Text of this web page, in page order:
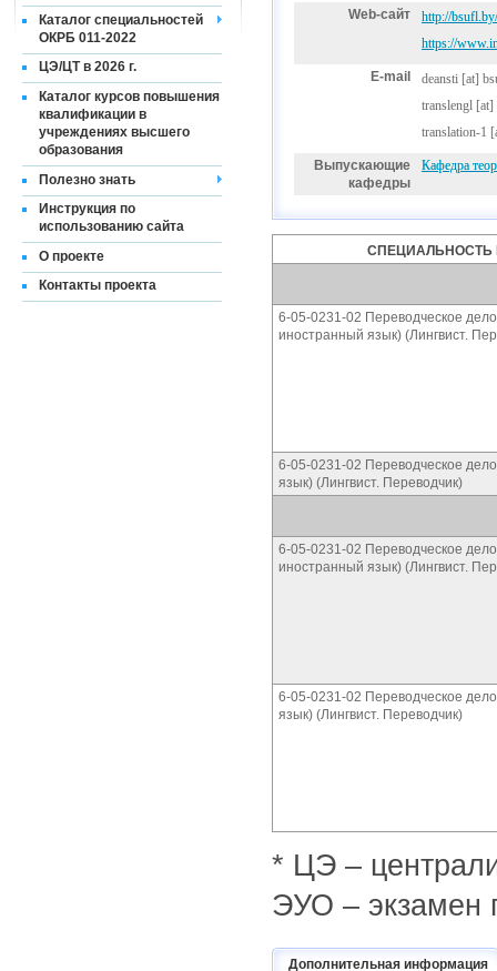
Каталог специальностей
ОКРБ 011-2022
ЦЭ/ЦТ в 2026 г.
Каталог курсов повышения
квалификации в
учреждениях высшего
образования
Полезно знать
Инструкция по
использованию сайта
О проекте
Контакты проекта
Web-сайт
http://
https://
E-mail deansti [at]
translengl [at]
translation-1
Выпускающие
кафедры
Кафедра
СПЕЦИАЛЬНОСТЬ
6-05-0231-02 Переводческое
иностранный язык) (Лингвист.
6-05-0231-02 Переводческое
язык) (Лингвист. Переводчик)
6-05-0231-02 Переводческое
иностранный язык) (Лингвист.
6-05-0231-02 Переводческое
язык) (Лингвист. Переводчик)
* ЦЭ –
ЭУО – экзамен
Дополнительная информация